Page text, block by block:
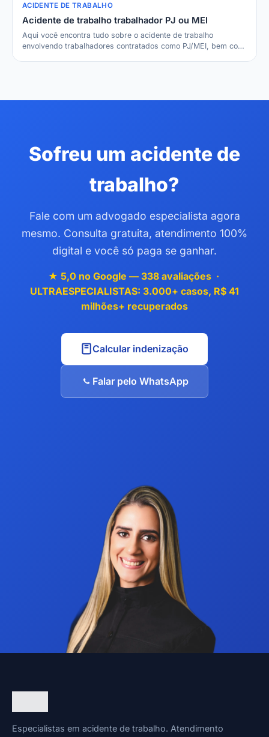
ACIDENTE DE TRABALHO
Acidente de trabalho trabalhador PJ ou MEI
Aqui você encontra tudo sobre o acidente de trabalho
envolvendo trabalhadores contratados como PJ/MEI, bem co…
Sofreu um acidente de
trabalho?
Fale com um advogado especialista agora
mesmo. Consulta gratuita, atendimento 100%
digital e você só paga se ganhar.
★ 5,0 no Google — 338 avaliações ·
ULTRAESPECIALISTAS: 3.000+ casos, R$ 41
milhões+ recuperados
Calcular indenização
Falar pelo WhatsApp
Especialistas em acidente de trabalho. Atendimento